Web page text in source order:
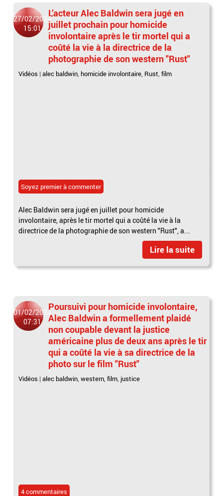
27/02/2024
15:01
L’acteur Alec Baldwin sera jugé en
juillet prochain pour homicide
involontaire après le tir mortel qui a
coûté la vie à la directrice de la
photographie de son western "Rust"
Vidéos |alec baldwin, homicide involontaire, Rust,film
Soyez premier à commenter
Alec Baldwin sera jugé en juillet pour homicide
involontaire, après le tir mortel qui a coûté la vie à la
directrice de la photographie de son western "Rust", a...
Lire la suite
01/02/2024
07:31
Poursuivi pour homicide involontaire,
Alec Baldwin a formellement plaidé
non coupable devant la justice
américaine plus de deux ans après le tir
qui a coûté la vie à sa directrice de la
photo sur le film "Rust"
Vidéos |alec baldwin,western,film, justice
4 commentaires